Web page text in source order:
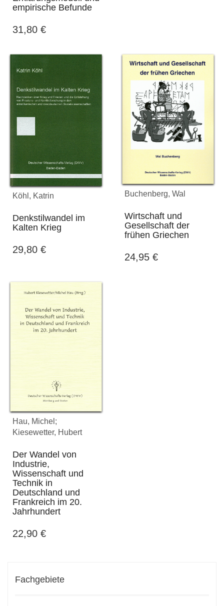
empirische Befunde
31,80 €
Köhl, Katrin
Denkstilwandel im
Kalten Krieg
29,80 €
Buchenberg, Wal
Wirtschaft und
Gesellschaft der
frühen Griechen
24,95 €
Hau, Michel;
Kiesewetter, Hubert
Der Wandel von
Industrie,
Wissenschaft und
Technik in
Deutschland und
Frankreich im 20.
Jahrhundert
22,90 €
Fachgebiete